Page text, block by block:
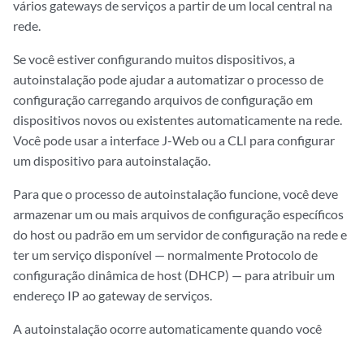
vários gateways de serviços a partir de um local central na
rede.
Se você estiver configurando muitos dispositivos, a
autoinstalação pode ajudar a automatizar o processo de
configuração carregando arquivos de configuração em
dispositivos novos ou existentes automaticamente na rede.
Você pode usar a interface J-Web ou a CLI para configurar
um dispositivo para autoinstalação.
Para que o processo de autoinstalação funcione, você deve
armazenar um ou mais arquivos de configuração específicos
do host ou padrão em um servidor de configuração na rede e
ter um serviço disponível — normalmente Protocolo de
configuração dinâmica de host (DHCP) — para atribuir um
endereço IP ao gateway de serviços.
A autoinstalação ocorre automaticamente quando você